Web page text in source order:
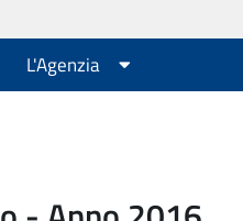
L'Agenzia